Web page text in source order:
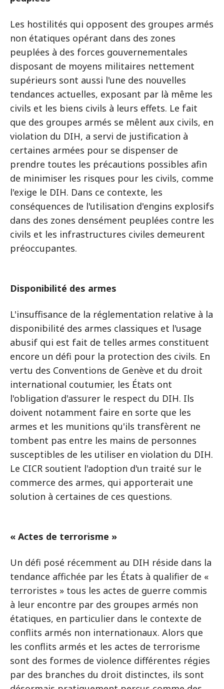
Les hostilités qui opposent des groupes armés
non étatiques opérant dans des zones
peuplées à des forces gouvernementales
disposant de moyens militaires nettement
supérieurs sont aussi l'une des nouvelles
tendances actuelles, exposant par là même les
civils et les biens civils à leurs effets. Le fait
que des groupes armés se mêlent aux civils, en
violation du DIH, a servi de justification à
certaines armées pour se dispenser de
prendre toutes les précautions possibles afin
de minimiser les risques pour les civils, comme
l'exige le DIH. Dans ce contexte, les
conséquences de l'utilisation d'engins explosifs
dans des zones densément peuplées contre les
civils et les infrastructures civiles demeurent
préoccupantes.
Disponibilité des armes
L'insuffisance de la réglementation relative à la
disponibilité des armes classiques et l'usage
abusif qui est fait de telles armes constituent
encore un défi pour la protection des civils. En
vertu des Conventions de Genève et du droit
international coutumier, les États ont
l'obligation d'assurer le respect du DIH. Ils
doivent notamment faire en sorte que les
armes et les munitions qu'ils transfèrent ne
tombent pas entre les mains de personnes
susceptibles de les utiliser en violation du DIH.
Le CICR soutient l'adoption d'un traité sur le
commerce des armes, qui apporterait une
solution à certaines de ces questions.
« Actes de terrorisme »
Un défi posé récemment au DIH réside dans la
tendance affichée par les États à qualifier de «
terroristes » tous les actes de guerre commis
à leur encontre par des groupes armés non
étatiques, en particulier dans le contexte de
conflits armés non internationaux. Alors que
les conflits armés et les actes de terrorisme
sont des formes de violence différentes régies
par des branches du droit distinctes, ils sont